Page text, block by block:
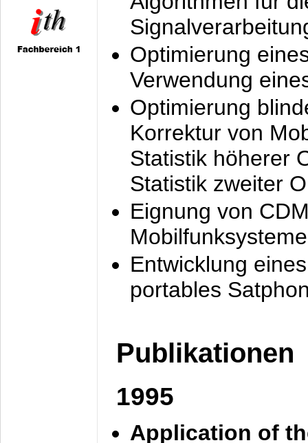
Optimierung
Verwendung
Optimierung
Korrektur von
Statistik höherer
Statistik zweiter
Eignung von
Mobilfunksysteme
Entwicklung
portables
Publikationen
1995
Application of